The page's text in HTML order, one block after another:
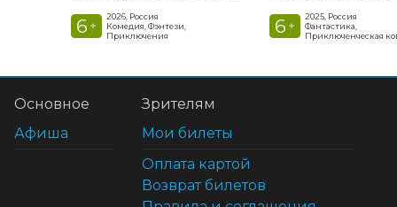
6 +
2026, Россия
Комедия, Фэнтези,
Приключения
6 +
2025, Россия
Фантастика,
Приключенческая
Основное
Афиша
Зрителям
Мои билеты
Оплата картой
Возврат билетов